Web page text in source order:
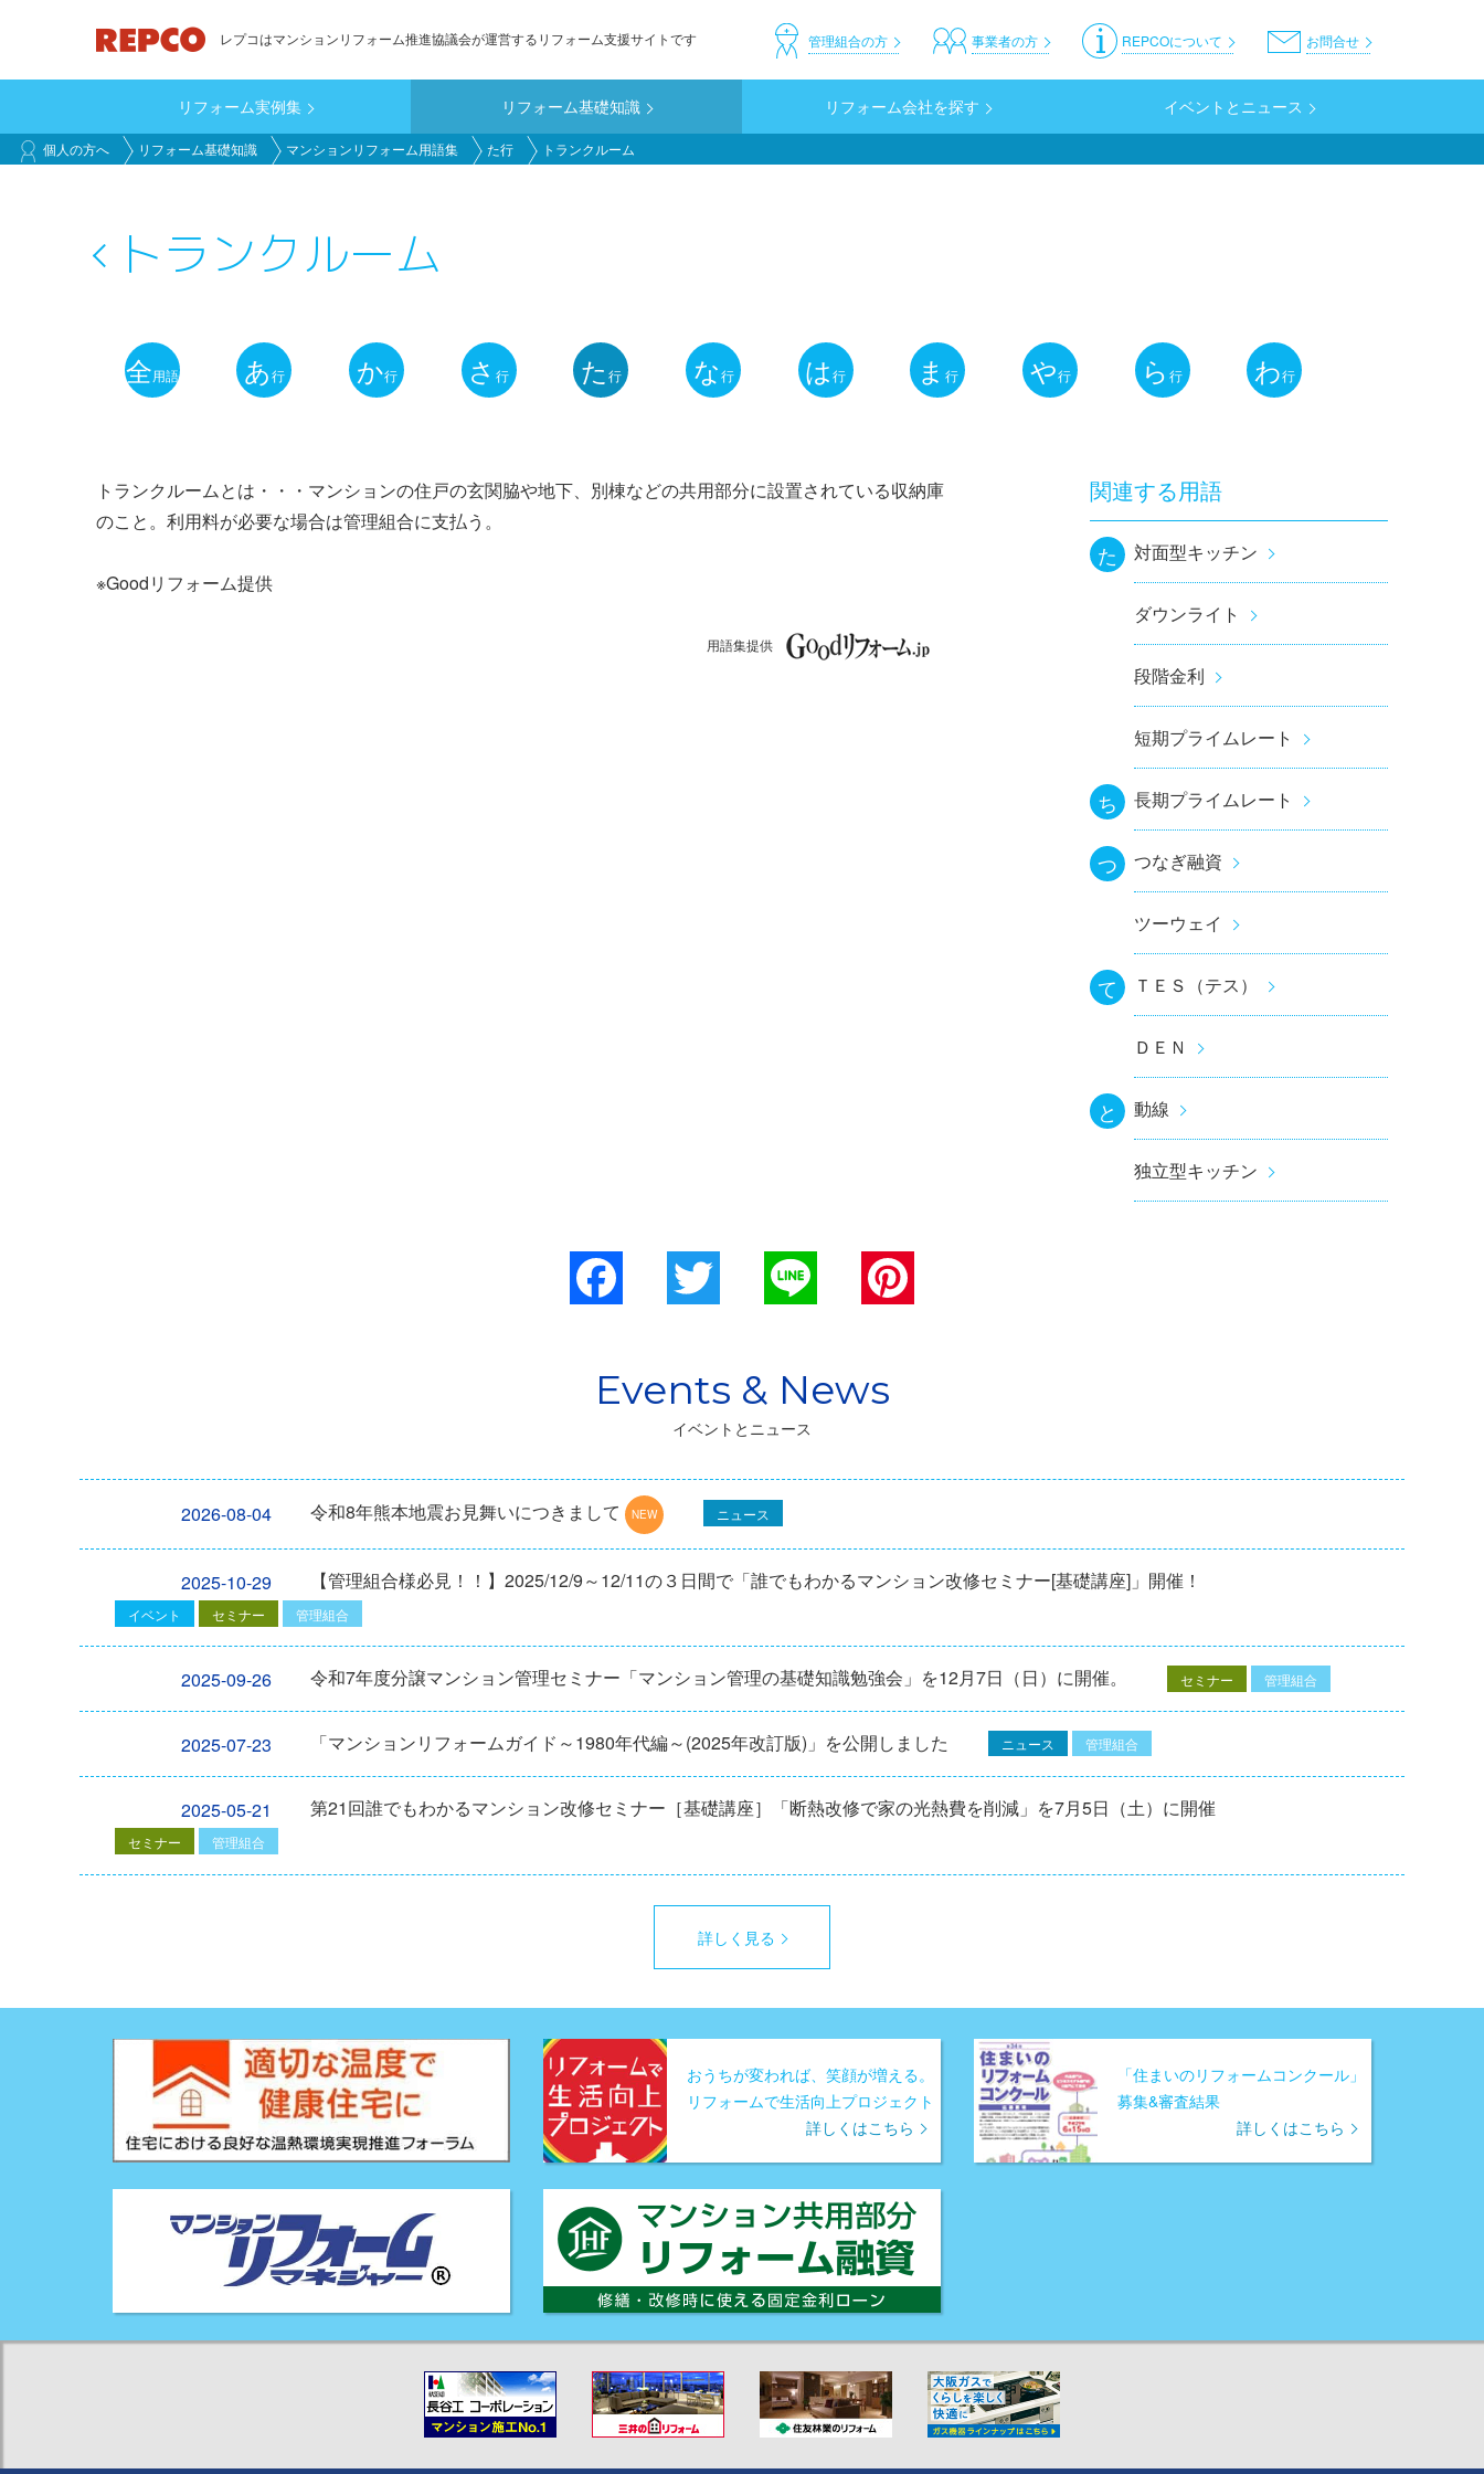
ン
ン
テ
レプコはマンションリフォーム推進協議会が運営するリフォーム支援サイトです header_customer お問合せ
REPCOについて
事業者の方
管理組合の方
main_customer
リフォーム実例集 リフォーム基礎知識 リフォーム会社を探す イベントとニュース
個人の方へ リフォーム基礎知識 マンションリフォーム用語集 た行 トランクルーム
トランクルーム
用
解
説
ナ
全用語 あ行 か行 さ行 た 行 な行 は行 ま 行 や行 ら行 わ行
トランクルームとは・・・マンションの住戸の玄関脇や地下、別棟などの共用部分に設置されている収納庫
のこと。利用料が必要な場合は管理組合に支払う。
※Goodリフォーム提供
用語集提供
関連する用語
た 対面型キッチン
ダウンライト
段階金利
短期プライムレート
ち 長期プライムレート
つ つなぎ融資
ツーウェイ
て ＴＥＳ（テス）
ＤＥＮ
と 動線
独立型キッチン
Facebook
イベントとニュース
2026-08-04 令和8年熊本地震お見舞いにつきまして ニュース
2025-10-29 【管理組合様必見！！】2025/12/9～12/11の３日間で「誰でもわかるマンション改修セミナー[基礎講座]」開催！
イベント セミナー 管理組合
2025-09-26 令和7年度分譲マンション管理セミナー「マンション管理の基礎知識勉強会」を12⽉7⽇（⽇）に開催。 セミナー 管理組合
2025-07-23 「マンションリフォームガイド～1980年代編～(2025年改訂版)」を公開しました ニュース 管理組合
2025-05-21 第21回誰でもわかるマンション改修セミナー［基礎講座］「断熱改修で家の光熱費を削減」を7月5日（土）に開催
セミナー 管理組合
詳しく見る
おうちが変われば、笑顔が増える。
リフォームで生活向上プロジェクト
詳しくはこちら
「住まいのリフォームコンクール」
募集&審査結果
詳しくはこちら